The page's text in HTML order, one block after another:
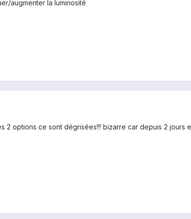
augmenter la luminosité
2 options ce sont dégrisées!!! bizarre car depuis 2 jours